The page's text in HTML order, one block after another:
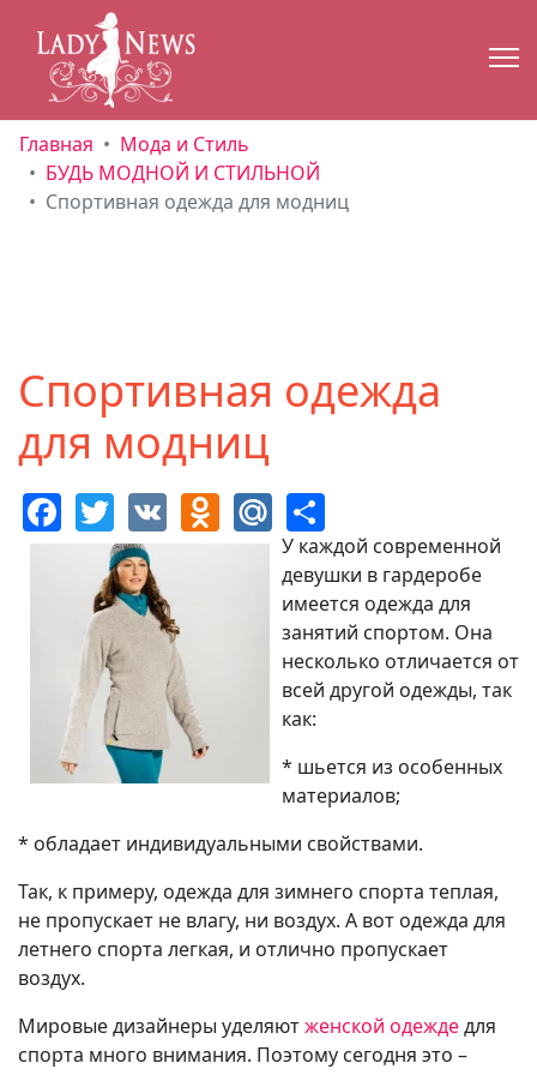
Главная
Мода и Стиль
БУДЬ МОДНОЙ И СТИЛЬНОЙ
Спортивная одежда для модниц
Спортивная одежда
для модниц
Facebook
Twitter
VK Odnoklassniki
Mail.Ru
У каждой современной
девушки в гардеробе
имеется одежда для
занятий спортом. Она
несколько отличается от
всей другой одежды, так
как:
* шьется из особенных
материалов;
* обладает индивидуальными свойствами.
Так, к примеру, одежда для зимнего спорта теплая,
не пропускает не влагу, ни воздух. А вот одежда для
летнего спорта легкая, и отлично пропускает
воздух.
Мировые дизайнеры уделяютженской одеждедля
спорта много внимания. Поэтому сегодня это –